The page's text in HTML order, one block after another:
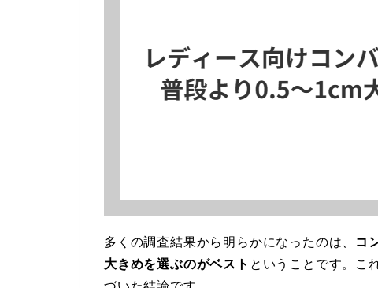
多くの調査結果から明らかになったのは、
コ
大きめを選ぶのがベスト ということです。こ